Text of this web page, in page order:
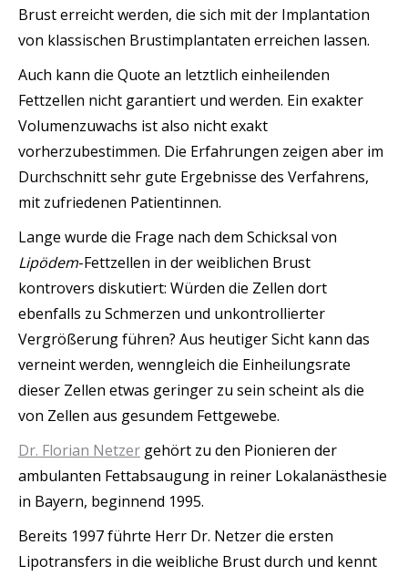
Brust erreicht werden, die sich mit der Implantation
von klassischen Brustimplantaten erreichen lassen.
Auch kann die Quote an letztlich einheilenden
Fettzellen nicht garantiert und werden. Ein exakter
Volumenzuwachs ist also nicht exakt
vorherzubestimmen. Die Erfahrungen zeigen aber im
Durchschnitt sehr gute Ergebnisse des Verfahrens,
mit zufriedenen Patientinnen.
Lange wurde die Frage nach dem Schicksal von
Lipödem-Fettzellen in der weiblichen Brust
kontrovers diskutiert: Würden die Zellen dort
ebenfalls zu Schmerzen und unkontrollierter
Vergrößerung führen? Aus heutiger Sicht kann das
verneint werden, wenngleich die Einheilungsrate
dieser Zellen etwas geringer zu sein scheint als die
von Zellen aus gesundem Fettgewebe.
Dr. Florian Netzer gehört zu den Pionieren der
ambulanten Fettabsaugung in reiner Lokalanästhesie
in Bayern, beginnend 1995.
Bereits 1997 führte Herr Dr. Netzer die ersten
Lipotransfers in die weibliche Brust durch und kennt